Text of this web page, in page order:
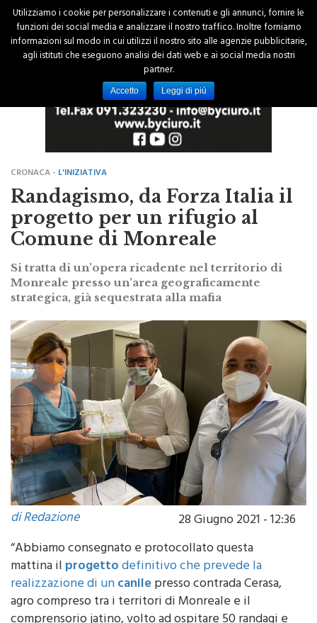
CRONACA -L'INIZIATIVA
Randagismo, da Forza Italia il
progetto per un rifugio al
Comune di Monreale
Si tratta di un’opera ricadente nel territorio di
Monreale presso un’area geograficamente
strategica, già sequestrata alla mafia
di Redazione
28 Giugno 2021 - 12:36
“Abbiamo consegnato e protocollato questa
mattina ilprogettodefinitivo che prevede la
realizzazione di uncanilepresso contrada Cerasa,
agro compreso tra i territori di Monreale e il
comprensorio jatino, volto ad ospitare 50 randagi e
Utilizziamo i cookie per personalizzare i contenuti e gli annunci, fornire le
funzioni dei social media e analizzare il nostro traffico. Inoltre forniamo
informazioni sul modo in cui utilizzi il nostro sito alle agenzie pubblicitarie,
agli istituti che eseguono analisi dei dati web e ai social media nostri
partner.
Accetto Leggi di più